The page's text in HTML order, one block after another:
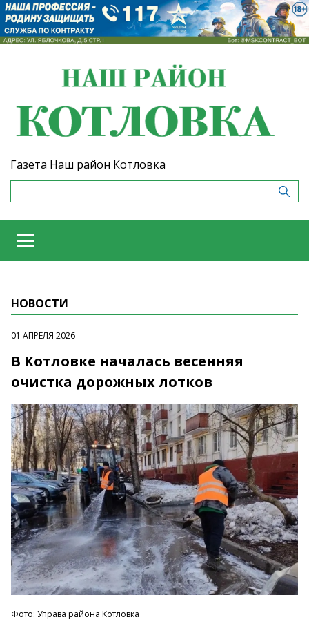
Газета Наш район Котловка
НОВОСТИ
01 АПРЕЛЯ 2026
В Котловке началась весенняя
очистка дорожных лотков
Фото: Управа района Котловка